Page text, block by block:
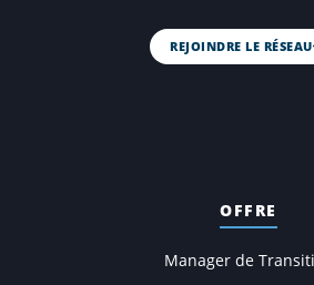
REJOINDRE LE RÉSEAU
OFFRE
Manager de